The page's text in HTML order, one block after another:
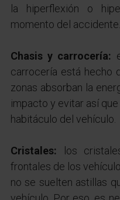
la hiperflexión o
momento del accidente.
Chasis y carrocería:
carrocería está hecho
zonas absorban la
impacto y evitar así
habitáculo del vehículo.
Cristales: los
frontales de los
no se suelten astillas